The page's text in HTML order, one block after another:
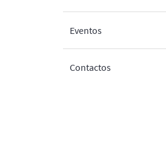
Eventos
Contactos